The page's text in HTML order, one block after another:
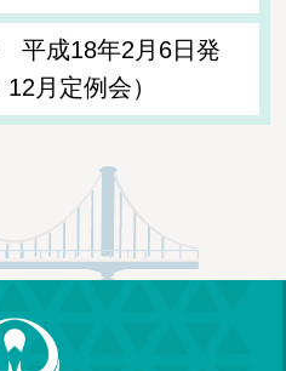
平成18年2月6日発
月定例会）